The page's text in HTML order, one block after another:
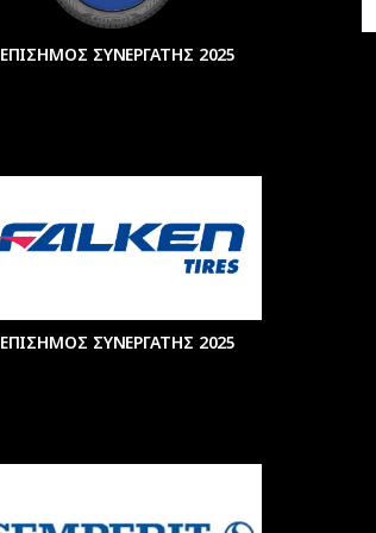
ΕΠΙΣΗΜΟΣ ΣΥΝΕΡΓΑΤΗΣ 2025
ΕΠΙΣΗΜΟΣ ΣΥΝΕΡΓΑΤΗΣ 2025